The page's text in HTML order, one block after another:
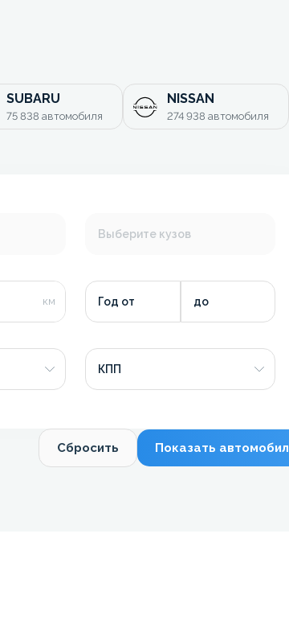
SUBARU
75 838 автомобиля
NISSAN
274 938 автомобиля
Выберите кузов
Год от до
КПП
Сбросить Показать